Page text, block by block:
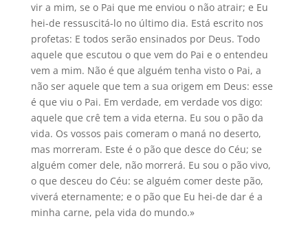
vir a mim, se o Pai que me enviou o não atrair; e Eu
hei-de ressuscitá-lo no último dia. Está escrito nos
profetas: E todos serão ensinados por Deus. Todo
aquele que escutou o que vem do Pai e o entendeu
vem a mim. Não é que alguém tenha visto o Pai, a
não ser aquele que tem a sua origem em Deus: esse
é que viu o Pai. Em verdade, em verdade vos digo:
aquele que crê tem a vida eterna. Eu sou o pão da
vida. Os vossos pais comeram o maná no deserto,
mas morreram. Este é o pão que desce do Céu; se
alguém comer dele, não morrerá. Eu sou o pão vivo,
o que desceu do Céu: se alguém comer deste pão,
viverá eternamente; e o pão que Eu hei-de dar é a
minha carne, pela vida do mundo.»